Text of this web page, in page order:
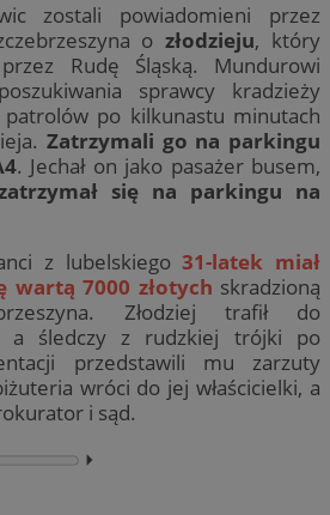
zostali powiadomieni przez
ozłodzieju, który
Rudę Śląską. Mundurowi
sprawcy kradzieży
po kilkunastu minutach
Zatrzymali go na parkingu
. Jechał on jako pasażer busem,
się na parkingu na
z lubelskiego31-latek miał
wartą 7000 złotych skradzioną
Złodziej trafił do
a śledczy z rudzkiej trójki po
przedstawili mu zarzuty
wróci do jej właścicielki, a
i sąd.
⏵︎